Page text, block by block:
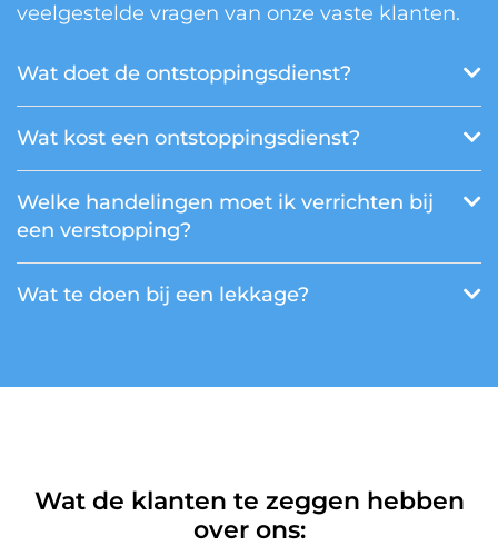
veelgestelde vragen van onze vaste klanten.
Wat doet de ontstoppingsdienst?
Wat kost een ontstoppingsdienst?
Welke handelingen moet ik verrichten bij
een verstopping?
Wat te doen bij een lekkage?
Wat de klanten te zeggen hebben
over ons: